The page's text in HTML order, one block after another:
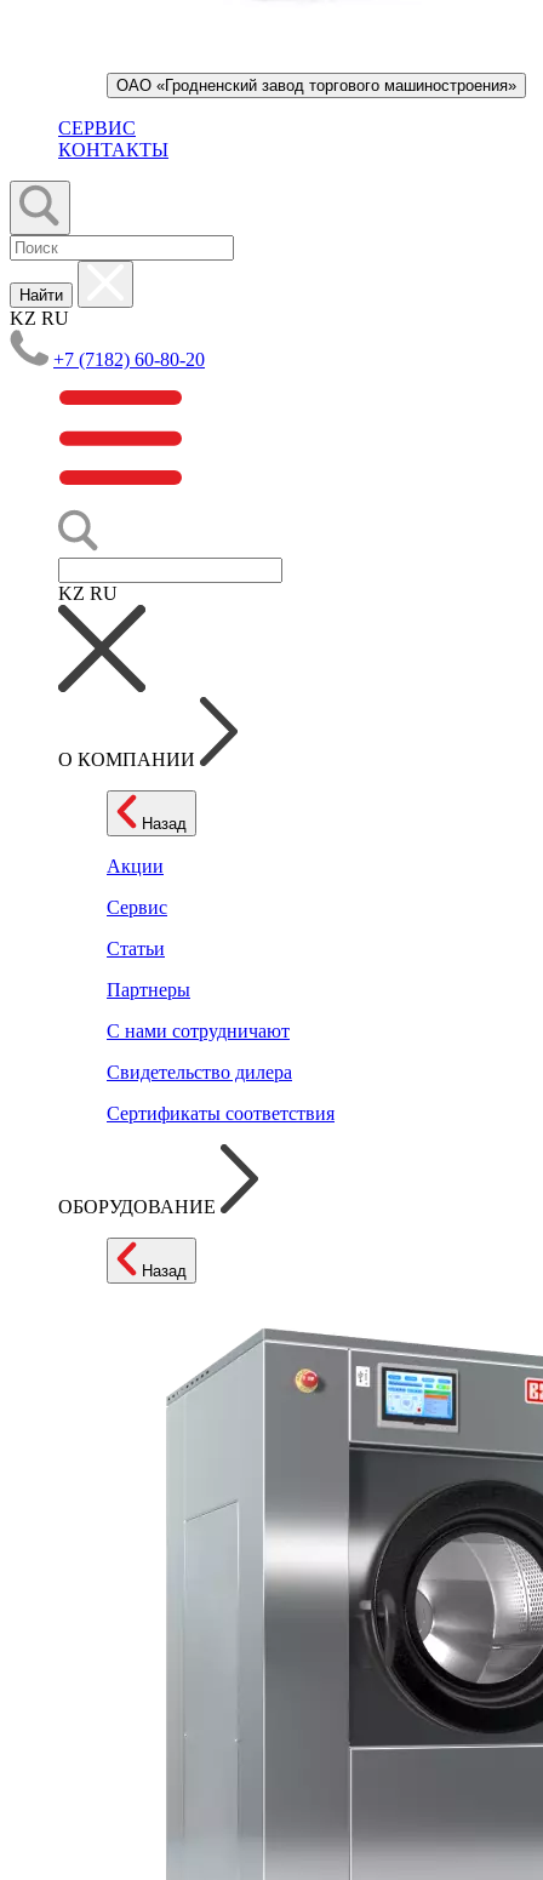
ОАО «Гродненский завод торгового машиностроения»
СЕРВИС
КОНТАКТЫ
Найти
KZ RU
+7 (7182) 60-80-20
KZ RU
О КОМПАНИИ
Назад
Акции
Сервис
Статьи
Партнеры
С нами сотрудничают
Свидетельство дилера
Сертификаты соответствия
ОБОРУДОВАНИЕ
Назад